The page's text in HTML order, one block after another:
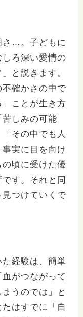
さ…。子どもに
ろ深い愛情の
と説きます。
確かさの中で
」ことが生き方
しみの可能
その中でも人
実に目を向け
頃に受けた優
す。それと同
つけていくで
経験は、簡単
がつながって
うのでは」と
はすでに「自